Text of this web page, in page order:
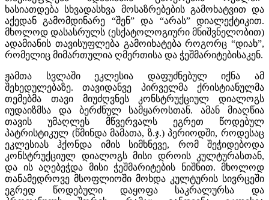
ხასიათდება სხვადასხვა მოსაზრებების გამოხატვით და
აქედან გამომდინარე “შენ” და “არას” დიალექტიკით.
მხოლოდ დასასრულს (ესქატოლოგიური მნიშვნელობით)
ადამიანის თავისუფლება გამოიხატება როგორც “დიახ”,
რომელიც მიმართულია ღმერთისა და ჭეშმარიტებისაკენ.
ჟამთა სვლაში ეკლესია დაფუძნებულ იქნა ამ
შეხედულებაზე. თავიდანვე პირველმა ქრისტიანულმა
თემებმა თავი მიუძღვნეს კონსტრუქციულ დიალოგს
იუდაიზმსა და ბერძნულ სამყაროსთან. ამან მიაღწია
თავის უმაღლეს მწვერვალს ეგრეთ წოდებულ
პატრისტიკულ (წმინდა მამათა, ზ.ჯ.) პერიოდში, როდესაც
ეკლესიას ჰქონდა იმის სიმხნევე, რომ შეჭიდებოდა
კონსტრუქციულ დიალოგს მისი დროის კულტურასთან,
და ის აღებეჭდა მისი ჭეშმარიტების ნიშნით. მხოლოდ
თანამედროვე მსოფლიოში მოხდა კულტურის სივრცეში
ეგრედ წოდებული დაყოფა საკრალურსა და